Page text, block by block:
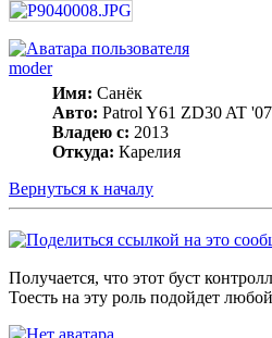
moder
Имя: Санёк
Авто: Patrol Y61 ZD30 AT '07
Владею с: 2013
Откуда: Карелия
Вернуться к началу
Получается, что этот буст
Тоесть на эту роль подойдет